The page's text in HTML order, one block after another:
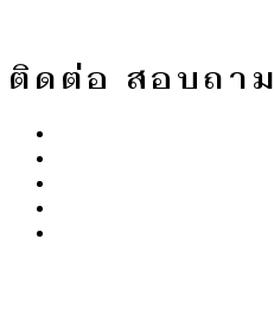
ติดต่อ สอบถาม